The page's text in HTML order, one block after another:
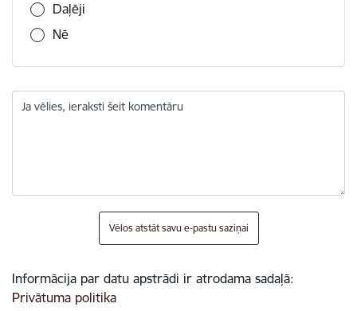
Daļēji
Nē
Ja vēlies, ieraksti šeit komentāru
Vēlos atstāt savu e-pastu saziņai
Informācija par datu apstrādi ir atrodama sadaļā:
Privātuma politika